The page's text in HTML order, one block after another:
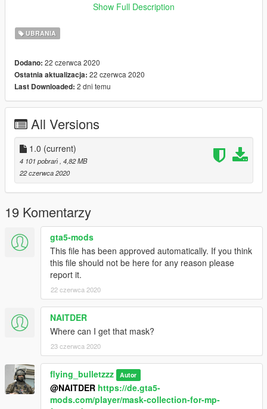
1.0
- Initial release
Show Full Description
UBRANIA
Dodano: 22 czerwca 2020
Ostatnia aktualizacja: 22 czerwca 2020
Last Downloaded: 2 dni temu
All Versions
1.0 (current)
4 101 pobrań , 4,82 MB
22 czerwca 2020
19 Komentarzy
gta5-mods
This file has been approved automatically. If you think
this file should not be here for any reason please
report it.
22 czerwca 2020
NAITDER
Where can I get that mask?
23 czerwca 2020
flying_bulletzzz Autor
@NAITDER https://de.gta5-
mods.com/player/mask-collection-for-mp-